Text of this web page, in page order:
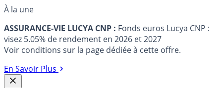
À la une
ASSURANCE-VIE LUCYA CNP : Fonds euros Lucya CNP :
visez 5.05% de rendement en 2026 et 2027
Voir conditions sur la page dédiée à cette offre.
En Savoir Plus